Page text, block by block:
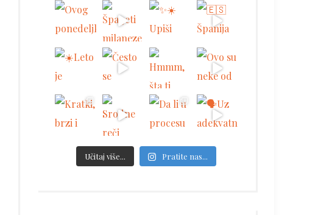
Učitaj više... Pratite nas...